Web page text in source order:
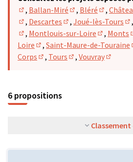
(S'ouvre dans un nouvel onglet)
, Ballan-Miré
(S'ouvre dans un
, Bléré
(S'ouvre
,
(S'ouvre dans un nouvel onglet)
, Descartes
(S'ouvre dans un
, Joué-lès-Tours
,
(S'ouvre dans un nouvel onglet)
, Montlouis-sur-Loire
(S'ouvre
, Monts
Loire
(S'ouvre dans un nouvel
, Saint-Maure-de-Touraine
Corps
, Tours
, Vouvray
6 propositions